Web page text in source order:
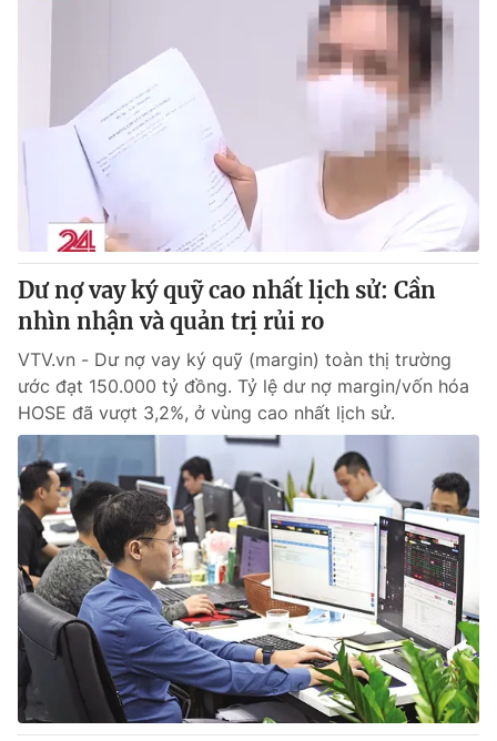
Dư nợ vay ký quỹ cao nhất lịch sử: Cần
nhìn nhận và quản trị rủi ro
VTV.vn - Dư nợ vay ký quỹ (margin) toàn thị trường
ước đạt 150.000 tỷ đồng. Tỷ lệ dư nợ margin/vốn hóa
HOSE đã vượt 3,2%, ở vùng cao nhất lịch sử.